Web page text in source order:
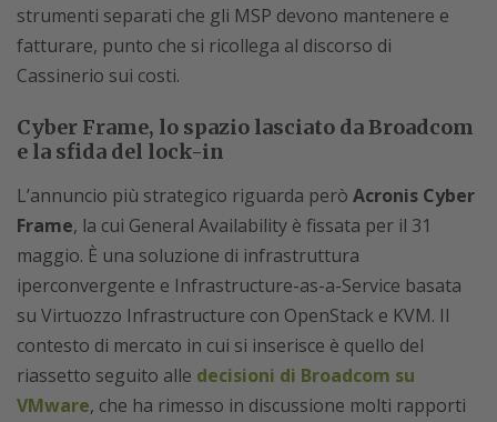
strumenti separati che gli MSP devono mantenere e
fatturare, punto che si ricollega al discorso di
Cassinerio sui costi.
Cyber Frame, lo spazio lasciato da Broadcom
e la sfida del lock-in
L’annuncio più strategico riguarda però Acronis Cyber
Frame, la cui General Availability è fissata per il 31
maggio. È una soluzione di infrastruttura
iperconvergente e Infrastructure-as-a-Service basata
su Virtuozzo Infrastructure con OpenStack e KVM. Il
contesto di mercato in cui si inserisce è quello del
riassetto seguito alle decisioni di Broadcom su
VMware, che ha rimesso in discussione molti rapporti